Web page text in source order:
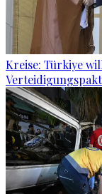
Kreise: Türkiye